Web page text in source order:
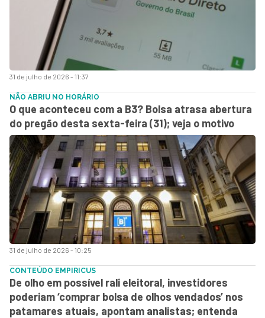
31 de julho de 2026 - 11:37
31 de julho de 2026 - 10:25
NÃO ABRIU NO HORÁRIO
O que aconteceu com a B3? Bolsa atrasa abertura
do pregão desta sexta-feira (31); veja o motivo
CONTEÚDO EMPIRICUS
De olho em possível rali eleitoral, investidores
poderiam ‘comprar bolsa de olhos vendados’ nos
patamares atuais, apontam analistas; entenda